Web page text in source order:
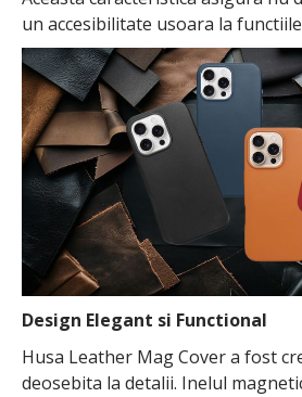
un accesibilitate usoara la
Design Elegant si Functional
Husa Leather Mag Cover a fost
deosebita la detalii. Inelul